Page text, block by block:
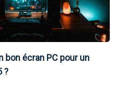
bon écran PC pour un
?